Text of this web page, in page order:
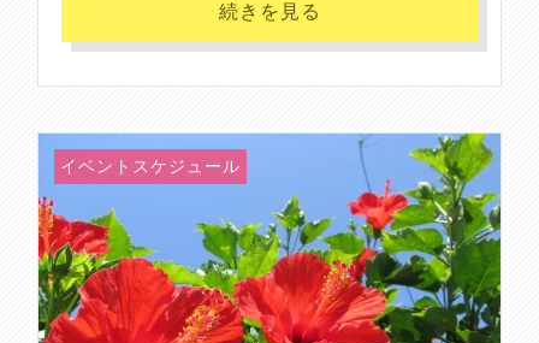
続きを見る
イベントスケジュール